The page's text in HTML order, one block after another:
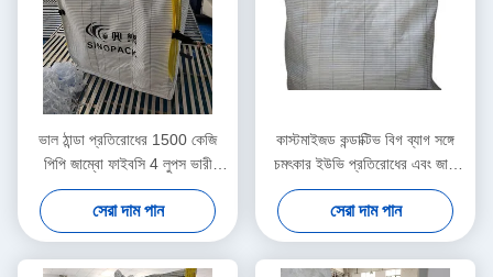
ভাল ঠান্ডা প্রতিরোধের 1500 কেজি
পিপি জাম্বো ফাইবসি 4 লুপস ভারী
দায়িত্ব বহনকারী বাল্ক পরিবহনের জন্য
আন সার্টিফাইড বাল্ক ব্যাগ
সেরা দাম পান
কাস্টমাইজড কন্ডাক্টিভ বিগ ব্যাগ সঙ্গে
চমৎকার ইউভি প্রতিরোধের এবং জারা
প্রতিরোধের
সেরা দাম পান